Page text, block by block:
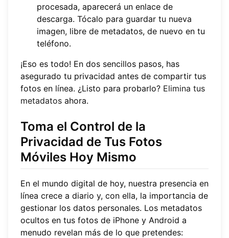
procesada, aparecerá un enlace de
descarga. Tócalo para guardar tu nueva
imagen, libre de metadatos, de nuevo en tu
teléfono.
¡Eso es todo! En dos sencillos pasos, has
asegurado tu privacidad antes de compartir tus
fotos en línea. ¿Listo para probarlo? Elimina tus
metadatos ahora.
Toma el Control de la
Privacidad de Tus Fotos
Móviles Hoy Mismo
En el mundo digital de hoy, nuestra presencia en
línea crece a diario y, con ella, la importancia de
gestionar los datos personales. Los metadatos
ocultos en tus fotos de iPhone y Android a
menudo revelan más de lo que pretendes: